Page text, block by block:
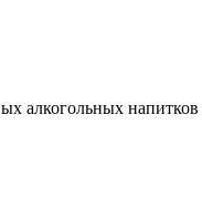
алкогольных